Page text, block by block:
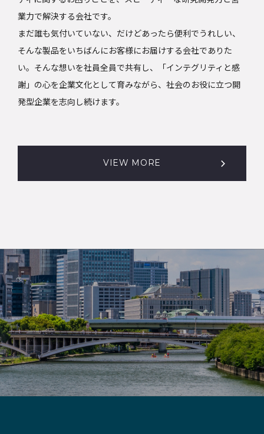
業力で解決する会社です。
まだ誰も気付いていない、だけどあったら便利でうれしい、
そんな製品をいちばんにお客様にお届けする会社でありた
い。そんな想いを社員全員で共有し、「インテグリティと感
謝」の心を企業文化として育みながら、社会のお役に立つ開
発型企業を志向し続けます。
VIEW MORE